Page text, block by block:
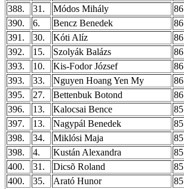
388.
31. Módos Mihály 86
390.
6. Bencz Benedek 86
391.
30. Kóti Alíz 86
392.
15. Szolyák Balázs 86
393.
10. Kis-Fodor József 86
393.
33. Nguyen Hoang Yen My 86
395.
27. Bettenbuk Botond 86
396.
13. Kalocsai Bence 85
397.
13. Nagypál Benedek 85
398.
34. Miklósi Maja 85
398.
4. Kustán Alexandra 85
400.
31. Dicsõ Roland 85
400.
35. Arató Hunor 85